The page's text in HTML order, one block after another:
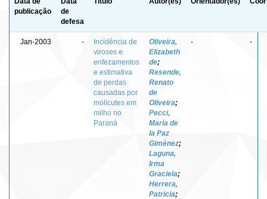
publicação
de
defesa
Jan-2003 -
Incidência de
viroses e
enfezamentos
e estimativa
de perdas
causadas por
molicutes em
milho no
Paraná
Oliveira,
Elizabeth
de;
Resende,
Renato
de
Oliveira;
Pecci,
María de
la Paz
Giménez;
Laguna,
Irma
Graciela;
Herrera,
Patricia;
- -